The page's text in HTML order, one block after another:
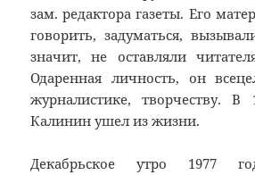
зам. редактора газеты. Его
говорить, задуматься,
значит, не оставляли
Одаренная личность, он
журналистике, творчеству.
Калинин ушел из жизни.
Декабрьское утро 1977